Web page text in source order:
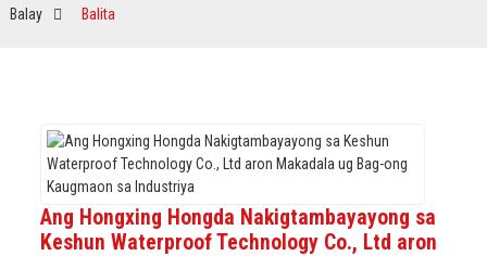
Balay Balita
Ang Hongxing Hongda Nakigtambayayong sa
Keshun Waterproof Technology Co., Ltd aron